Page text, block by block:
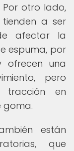
otro lado,
a ser
afectar la
espuma, por
ofrecen una
pero
tracción en
goma.
están
que